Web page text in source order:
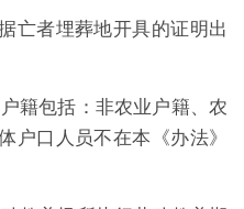
亡者埋葬地开具的证明出
籍包括：非农业户籍、农
户口人员不在本《办法》